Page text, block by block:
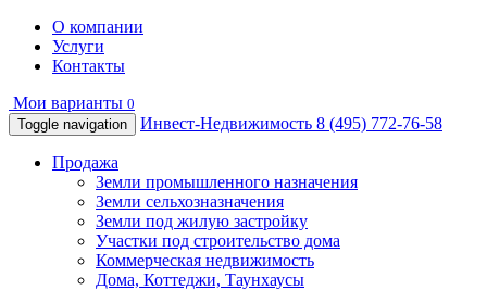
О компании
Услуги
Контакты
Мои варианты 0
Toggle navigation
Инвест-Недвижимость 8 (495) 772-76-58
Продажа
Земли промышленного назначения
Земли сельхозназначения
Земли под жилую застройку
Участки под строительство дома
Коммерческая недвижимость
Дома, Коттеджи, Таунхаусы